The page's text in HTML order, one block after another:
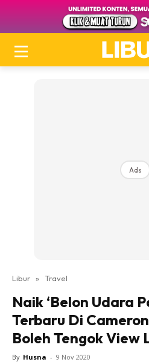
Ads
Libur » Travel
Naik ‘Belon Udara
Terbaru Di
Boleh Tengok View
By Husna - 9 Nov 2020